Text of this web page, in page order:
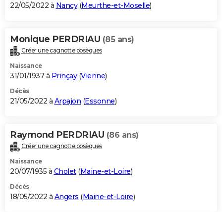
22/05/2022 à Nancy(Meurthe-et-Moselle)
Monique PERDRIAU (85 ans)
Créer une cagnotte obsèques
Naissance
31/01/1937 à Prinçay(Vienne)
Décès
21/05/2022 à Arpajon (Essonne)
Raymond PERDRIAU (86 ans)
Créer une cagnotte obsèques
Naissance
20/07/1935 à Cholet(Maine-et-Loire)
Décès
18/05/2022 à Angers (Maine-et-Loire)